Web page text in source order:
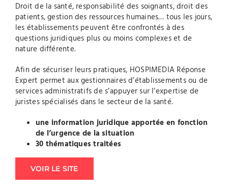
Droit de la santé, responsabilité des soignants, droit des
patients, gestion des ressources humaines… tous les jours,
les établissements peuvent être confrontés à des
questions juridiques plus ou moins complexes et de
nature différente.
Afin de sécuriser leurs pratiques, HOSPIMEDIA Réponse
Expert permet aux gestionnaires d’établissements ou de
services administratifs de s’appuyer sur l’expertise de
juristes spécialisés dans le secteur de la santé.
une information juridique apportée en fonction
de l’urgence de la situation
30 thématiques traitées
VOIR LE SITE